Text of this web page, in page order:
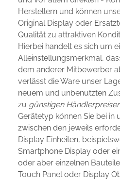
Herstellern und können
Original Display oder
Qualität zu attraktiven
Hierbei handelt es sich um
Alleinstellungsmerkmal,
dem anderer Mitbewerber
verlässt die Ware unser
neuem und unbenutzten
zu günstigen
Gerätetyp können Sie bei in
zwischen den jeweils
Display Einheiten,
Smartphone Display oder
oder aber einzelnen
Touch Panel oder Display